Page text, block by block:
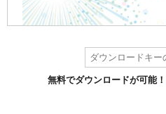
無料でダウンロードが可能！